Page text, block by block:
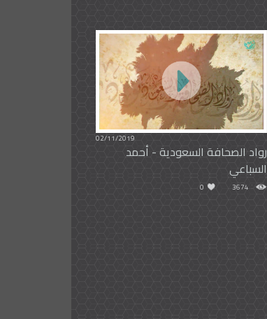
02/11/2019
رواد الصحافة السعودية - أحمد
السباعي
3674
0